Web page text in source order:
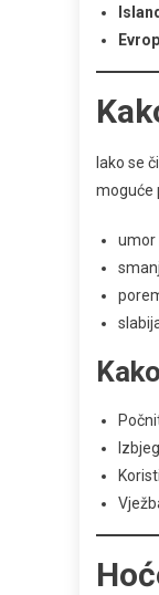
Island
Iako se
moguće
umor